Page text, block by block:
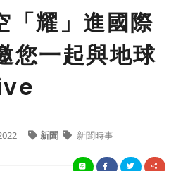
「耀」進國際
您一起與地球
新聞 新聞時事